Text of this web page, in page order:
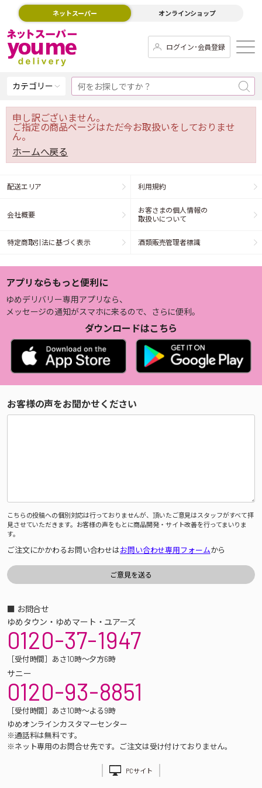
ネットスーパー オンラインショップ
ログイン･会員登録
カテゴリー
申し訳ございません。
ご指定の商品ページはただ今お取扱いをしておりませ
ん。
ホームへ戻る
配送エリア 利用規約
会社概要
お客さまの個人情報の
取扱いについて
特定商取引法に基づく表示 酒類販売管理者標識
アプリならもっと便利に
ゆめデリバリー専用アプリなら、
メッセージの通知がスマホに来るので、さらに便利。
ダウンロードはこちら
お客様の声をお聞かせください
こちらの投稿への個別対応は行っておりませんが、頂いたご意見はスタッフがすべて拝
見させていただきます。お客様の声をもとに商品開発・サイト改善を行ってまいりま
す。
ご注文にかかわるお問い合わせはお問い合わせ専用フォームから
■ お問合せ
ゆめタウン・ゆめマート・ユアーズ
0120-37-1947
［受付時間］あさ10時～夕方6時
サニー
0120-93-8851
［受付時間］あさ10時～よる9時
ゆめオンラインカスタマーセンター
※通話料は無料です。
※ネット専用のお問合せ先です。ご注文は受け付けておりません。
PCサイト